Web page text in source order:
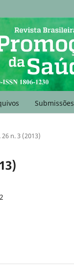
Submissões
26 n. 3 (2013)